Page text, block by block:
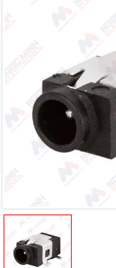
Mã giảm giá:
Ngày hết hạn: